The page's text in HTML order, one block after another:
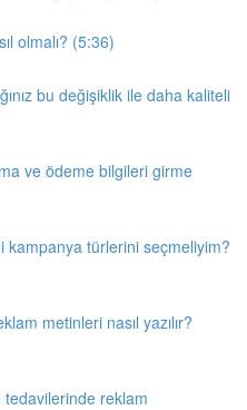
olmalı? (5:36)
bu değişiklik ile daha kaliteli
ve ödeme bilgileri girme
kampanya türlerini seçmeliyim?
metinleri nasıl yazılır?
reklam